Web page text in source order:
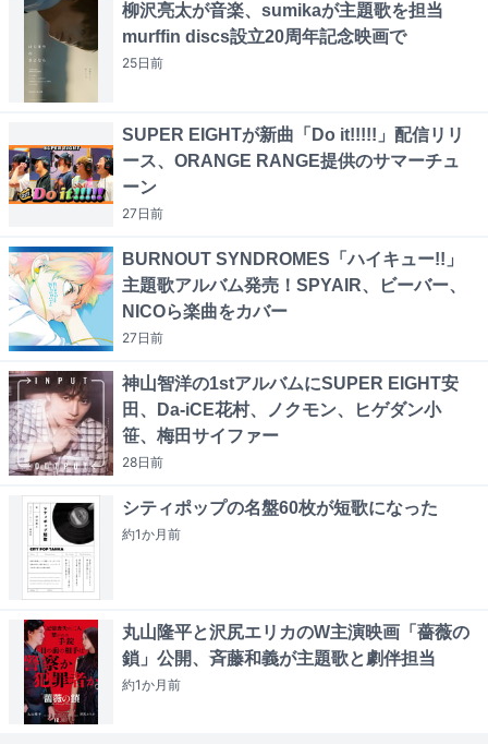
柳沢亮太が音楽、sumikaが主題歌を担当
murffin discs設立20周年記念映画で
25日前
SUPER EIGHTが新曲「Do it!!!!!」配信リリ
ース、ORANGE RANGE提供のサマーチュ
ーン
27日前
BURNOUT SYNDROMES「ハイキュー!!」
主題歌アルバム発売！SPYAIR、ビーバー、
NICOら楽曲をカバー
27日前
神山智洋の1stアルバムにSUPER EIGHT安
田、Da-iCE花村、ノクモン、ヒゲダン小
笹、梅田サイファー
28日前
シティポップの名盤60枚が短歌になった
約1か月前
丸山隆平と沢尻エリカのW主演映画「薔薇の
鎖」公開、斉藤和義が主題歌と劇伴担当
約1か月前